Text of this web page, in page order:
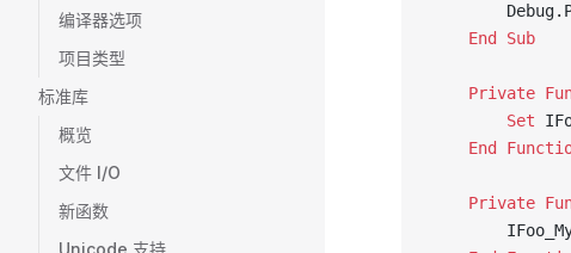
编译器选项
项目类型
标准库
概览
文件 I/O
新函数
Unicode 支持
    End Sub
Private
        Set
End
Private